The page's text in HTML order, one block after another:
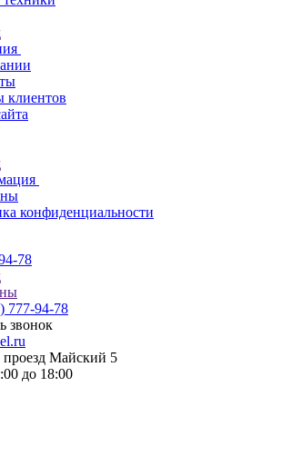
клиентов
конфиденциальности
78
777-94-78
звонок
проезд Майский 5
до 18:00